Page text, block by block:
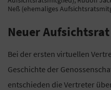
Neß (ehemaliges
Neuer
Bei der ersten virtuellen
Geschichte der
entschieden die Vertreter